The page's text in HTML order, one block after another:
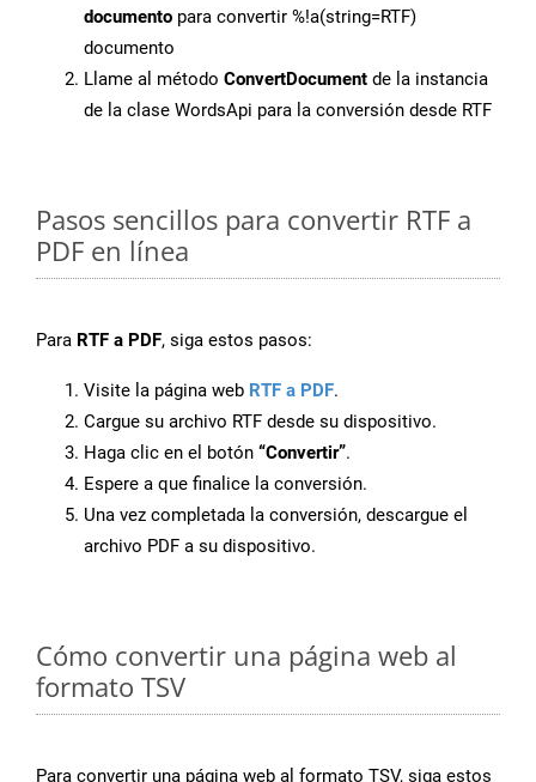
documento para convertir %!a(string=RTF)
documento
Llame al método ConvertDocument de la instancia
de la clase WordsApi para la conversión desde RTF
Pasos sencillos para convertir RTF a
PDF en línea
Para RTF a PDF, siga estos pasos:
Visite la página web RTF a PDF.
Cargue su archivo RTF desde su dispositivo.
Haga clic en el botón “Convertir”.
Espere a que finalice la conversión.
Una vez completada la conversión, descargue el
archivo PDF a su dispositivo.
Cómo convertir una página web al
formato TSV
Para convertir una página web al formato TSV, siga estos